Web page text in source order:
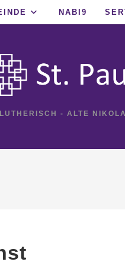
NABI9
- ALTE